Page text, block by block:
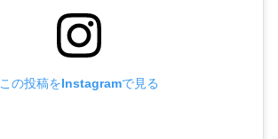
この投稿をInstagramで見る